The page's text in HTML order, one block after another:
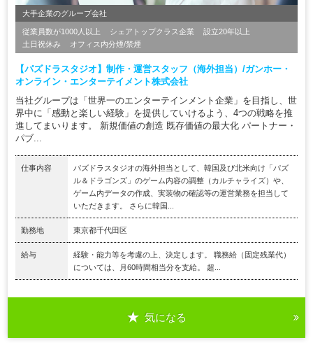
大手企業のグループ会社
従業員数が1000人以上 シェアトップクラス企業
設立20年以上
土日祝休み
オフィス内分煙/禁煙
【パズドラスタジオ】制作・運営スタッフ（海外担当）/ガンホー・
オンライン・エンターテイメント株式会社
当社グループは「世界一のエンターテインメント企業」を目指し、世
界中に「感動と楽しい経験」を提供していけるよう、4つの戦略を推
進してまいります。 新規価値の創造 既存価値の最大化 パートナー・
パブ...
仕事内容
パズドラスタジオの海外担当として、韓国及び北米向け「パズ
ル＆ドラゴンズ」のゲーム内容の調整（カルチャライズ）や、
ゲーム内データの作成、実装物の確認等の運営業務を担当して
いただきます。 さらに韓国...
勤務地 東京都千代田区
給与
経験・能力等を考慮の上、決定します。 職務給（固定残業代）
については、月60時間相当分を支給。 超...
気になる